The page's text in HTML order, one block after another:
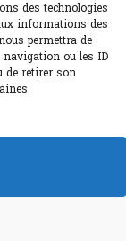
des technologies
informations des
permettra de
navigation ou les ID
de retirer son
la santé.
100%